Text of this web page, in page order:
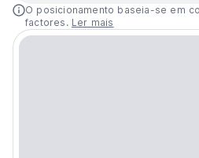
O posicionamento baseia-se em
factores. Ler mais